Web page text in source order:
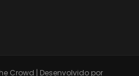
Crowd | Desenvolvido por